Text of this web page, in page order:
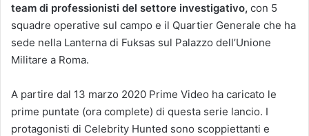
team di professionisti del settore investigativo, con 5
squadre operative sul campo e il Quartier Generale che ha
sede nella Lanterna di Fuksas sul Palazzo dell’Unione
Militare a Roma.
A partire dal 13 marzo 2020 Prime Video ha caricato le
prime puntate (ora complete) di questa serie lancio. I
protagonisti di Celebrity Hunted sono scoppiettanti e